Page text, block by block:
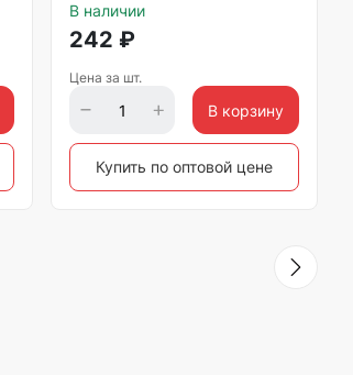
В наличии
242 ₽
Цена за шт.
В корзину
Купить по оптовой цене